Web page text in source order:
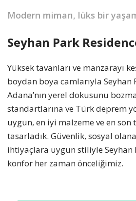
Modern mimarı, lüks bir
Seyhan Park
Yüksek tavanları ve manzarayı
boydan boya camlarıyla Seyhan
Adana’nın yerel dokusunu
standartlarına ve Türk deprem
uygun, en iyi malzeme ve en son
tasarladık. Güvenlik, sosyal
ihtiyaçlara uygun stiliyle Seyhan
konfor her zaman önceliğimiz.